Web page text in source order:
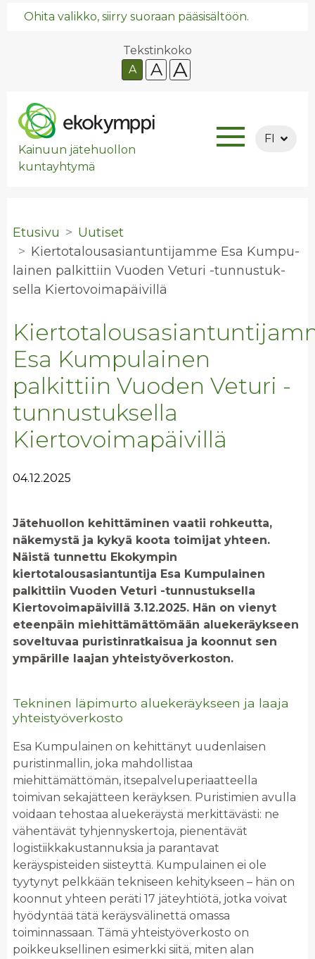
Ohita valikko, siirry suoraan pääsisältöön.
Tekstinkoko
A
A A
Kainuun jätehuollon
kuntayhtymä
FI
Etusivu
Uutiset
Kier­to­ta­lous­asian­tun­ti­jam­me Esa Kum­pu­
lai­nen pal­kit­tiin Vuo­den Ve­tu­ri -tun­nus­tuk­
sel­la Kier­to­voi­ma­päi­vil­lä
Esa Kumpulainen
palkittiin Vuoden Veturi -
tunnustuksella
Kiertovoimapäivillä
04.12.2025
Jätehuollon kehittäminen vaatii rohkeutta,
näkemystä ja kykyä koota toimijat yhteen.
Näistä tunnettu Ekokympin
kiertotalousasiantuntija Esa Kumpulainen
palkittiin Vuoden Veturi -tunnustuksella
Kiertovoimapäivillä 3.12.2025. Hän on vienyt
eteenpäin miehittämättömään aluekeräykseen
soveltuvaa puristinratkaisua ja koonnut sen
ympärille laajan yhteistyöverkoston.
Tekninen läpimurto aluekeräykseen ja laaja
yhteistyöverkosto
Esa Kumpulainen on kehittänyt uudenlaisen
puristinmallin, joka mahdollistaa
miehittämättömän, itsepalveluperiaatteella
toimivan sekajätteen keräyksen. Puristimien avulla
voidaan tehostaa aluekeräystä merkittävästi: ne
vähentävät tyhjennyskertoja, pienentävät
logistiikkakustannuksia ja parantavat
keräyspisteiden siisteyttä. Kumpulainen ei ole
tyytynyt pelkkään tekniseen kehitykseen – hän on
koonnut yhteen peräti 17 jäteyhtiötä, jotka voivat
hyödyntää tätä keräysvälinettä omassa
toiminnassaan. Tämä yhteistyöverkosto on
poikkeuksellinen esimerkki siitä, miten alan